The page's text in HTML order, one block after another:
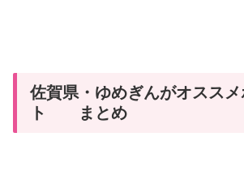
佐賀県・ゆめぎんがオスス
ト まとめ